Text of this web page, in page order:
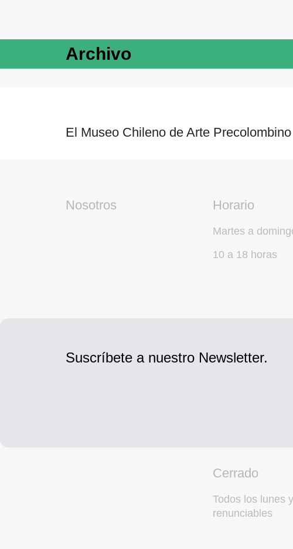
Archivo
El Museo Chileno de Arte
Nosotros Horario
Martes a
10 a 18 horas
Suscríbete a nuestro Newsletter.
Cerrado
Todos los lunes
renunciables